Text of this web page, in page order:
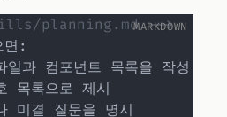
planning.md -->